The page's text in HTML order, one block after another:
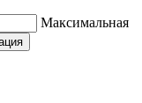
Максимальная